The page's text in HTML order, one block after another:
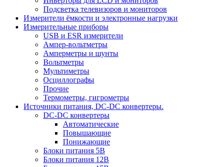
Подсветка телевизоров и мониторов
Измерители ёмкости и электронные нагрузки
Измерительные приборы
USB и ESR измерители
Ампер-вольтметры
Амперметры и шунты
Вольтметры
Мультиметры
Осциллографы
Прочие
Термометры, гигрометры
Источники питания, DC-DC конвертеры.
DC-DC конвертеры
Автоматические
Повышающие
Понижающие
Блоки питания 5В
Блоки питания 12В